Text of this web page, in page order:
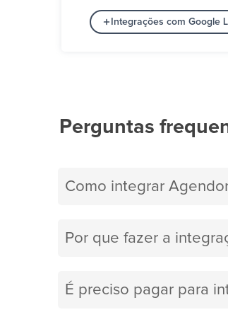
Integrações com Google
Perguntas
Como integrar
Por que fazer a
É preciso pagar para